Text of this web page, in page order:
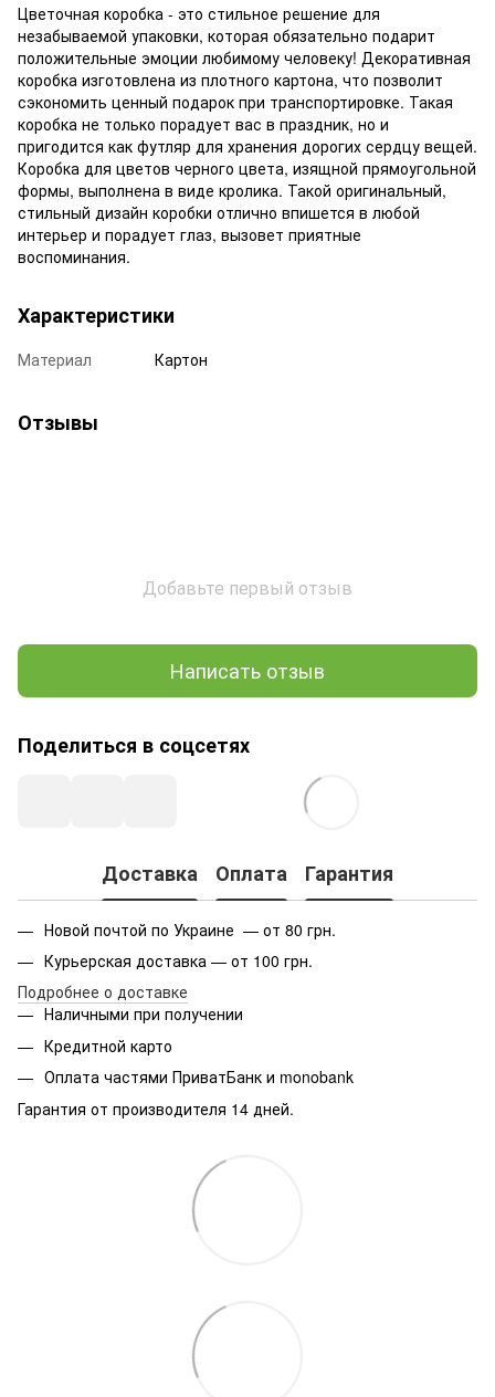
Цветочная коробка - это стильное решение для
незабываемой упаковки, которая обязательно подарит
положительные эмоции любимому человеку! Декоративная
коробка изготовлена из плотного картона, что позволит
сэкономить ценный подарок при транспортировке. Такая
коробка не только порадует вас в праздник, но и
пригодится как футляр для хранения дорогих сердцу вещей.
Коробка для цветов черного цвета, изящной прямоугольной
формы, выполнена в виде кролика. Такой оригинальный,
стильный дизайн коробки отлично впишется в любой
интерьер и порадует глаз, вызовет приятные
воспоминания.
Характеристики
Материал Картон
Отзывы
Добавьте первый отзыв
Написать отзыв
Поделиться в соцсетях
Доставка Оплата Гарантия
Новой почтой по Украине — от 80 грн.
Курьерская доставка — от 100 грн.
Подробнее о доставке
Наличными при получении
Кредитной карто
Оплата частями ПриватБанк и monobank
Гарантия от производителя 14 дней.